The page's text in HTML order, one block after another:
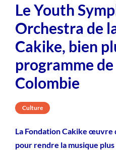
Le Youth
Orchestra de
Cakike, bien
programme
Colombie
Culture
La Fondation Cakike œuvre
pour rendre la musique